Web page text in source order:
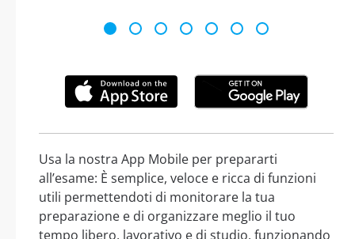
Usa la nostra App Mobile per prepararti
all’esame: È semplice, veloce e ricca di funzioni
utili permettendoti di monitorare la tua
preparazione e di organizzare meglio il tuo
tempo libero, lavorativo e di studio, funzionando